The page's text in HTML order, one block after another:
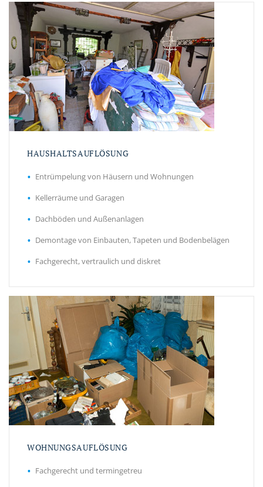
HAUSHALTSAUFLÖSUNG
Entrümpelung von Häusern und Wohnungen
Kellerräume und Garagen
Dachböden und Außenanlagen
Demontage von Einbauten, Tapeten und Bodenbelägen
Fachgerecht, vertraulich und diskret
WOHNUNGSAUFLÖSUNG
Fachgerecht und termingetreu